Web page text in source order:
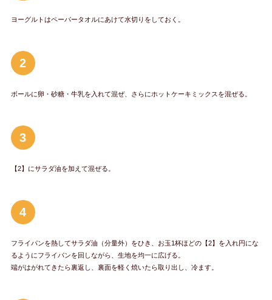
ヨーグルトはペーパータオルにあけて水切りをしておく。
2
ボールに卵・砂糖・牛乳を入れて混ぜ、さらにホットケーキミックスを混ぜる。
3
【2】にサラダ油を加えて混ぜる。
4
フライパンを熱してサラダ油（分量外）をひき、お玉1杯ほどの【2】を入れ円にな
るようにフライパンを回しながら、生地を均一に広げる。
端がはがれてきたら裏返し、裏面を軽く焼いたら取り出し、冷ます。